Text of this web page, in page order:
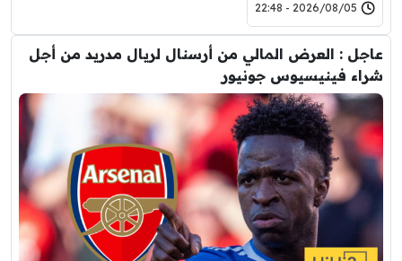
2026/08/05 - 22:48
عاجل : العرض المالي من أرسنال لريال مدريد من أجل
شراء فينيسيوس جونيور